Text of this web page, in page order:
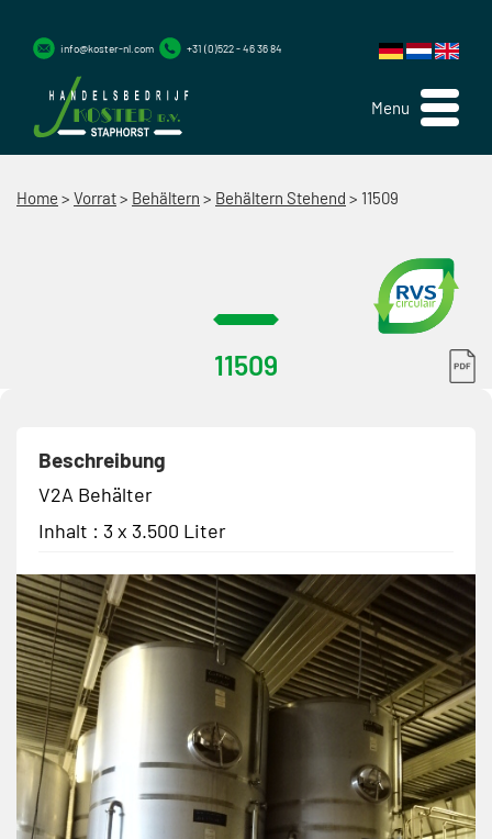
Menu
info@koster-nl.com +31 (0)522 - 46 36 84
Home > Vorrat> Behältern > Behältern Stehend > 11509
11509
Beschreibung
V2A Behälter
Inhalt : 3 x 3.500 Liter